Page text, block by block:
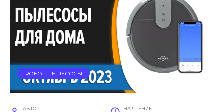
РОБОТ ПЫЛЕСОСЫ
АВТОР НА ЧТЕНИЕ